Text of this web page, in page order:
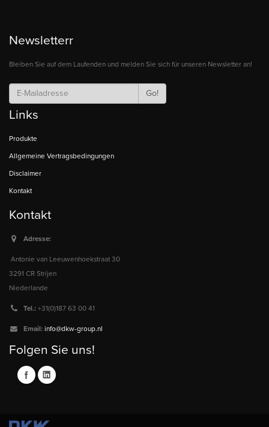
Newsletterr
Bleiben Sie auf dem Laufenden und melden Sie sich für unseren Newsletter an!
Go!
Links
Produkte
Allgemeine Vertragsbedingungen
Disclaimer
Kontakt
Kontakt
Adresse:
Antonie van Leeuwenhoekstraat 30
3291 CR Strijen
Niederlande
Tel.: +31(0)187 63 00 41
Email: info@dkw-group.nl
Folgen Sie uns!